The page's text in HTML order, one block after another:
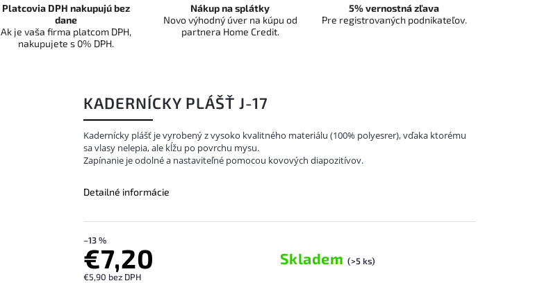
KADERNÍCKY PLÁŠŤ J-17
–13 %
€7,20
€5,90 bez DPH
Skladem (>5 ks)
Kadernícky plášť je vyrobený z vysoko kvalitného materiálu (100% polyesrer), vďaka ktorému
sa vlasy nelepia, ale kĺžu po povrchu mysu.
Zapínanie je odolné a nastaviteľné pomocou kovových diapozitívov.
Detailné informácie
Platcovia DPH nakupujú bez
dane
Ak je vaša firma platcom DPH,
nakupujete s 0% DPH.
Nákup na splátky
Novo výhodný úver na kúpu od
partnera Home Credit.
5% vernostná zľava
Pre registrovaných podnikateľov.